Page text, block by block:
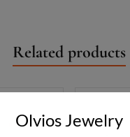
Related products
Olvios Jewelry